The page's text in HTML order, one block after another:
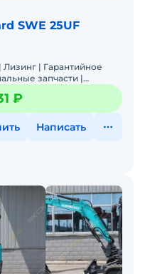
оборудован
(для холодного
комплексным
SWE 25UF
| Гарантийное
запчасти |
соотношение Цена/
₽
Написать